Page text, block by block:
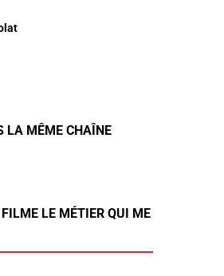
LA MÊME CHAÎNE
LE MÉTIER QUI ME